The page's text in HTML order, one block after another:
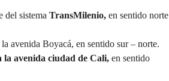
del sistema TransMilenio, en sentido norte
la avenida Boyacá, en sentido sur – norte.
la avenida ciudad de Cali, en sentido